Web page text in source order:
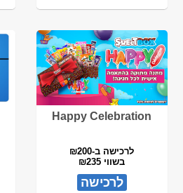
Happy Celebration
לרכישה ב-₪200
בשווי ₪235
לרכישה